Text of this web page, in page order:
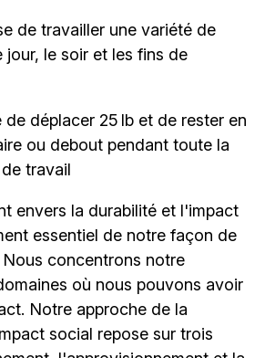
de travailler une variété de
jour, le soir et les fins de
de déplacer 25 lb et de rester en
ou debout pendant toute la
travail
envers la durabilité et l'impact
essentiel de notre façon de
concentrons notre
où nous pouvons avoir
Notre approche de la
social repose sur trois